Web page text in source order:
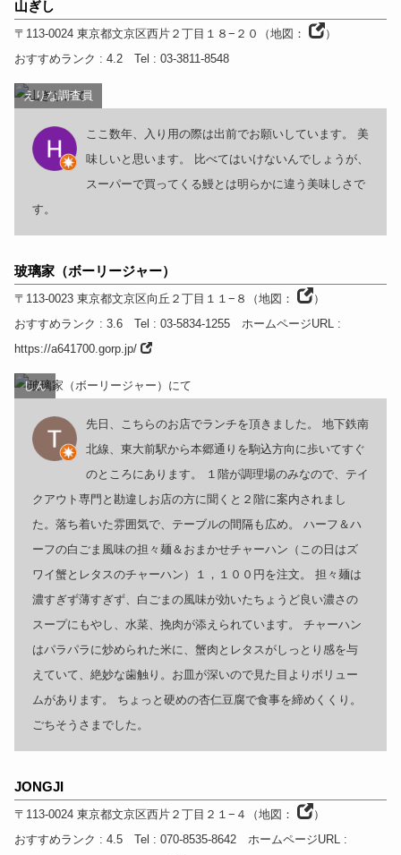
山ぎし
〒113-0024 東京都文京区西片２丁目１８−２０ （地図：
）
おすすめランク : 4.2 Tel : 03-3811-8548
えりな調査員
ここ数年、入り用の際は出前でお願いしています。 美
味しいと思います。 比べてはいけないんでしょうが、
スーパーで買ってくる鰻とは明らかに違う美味しさで
す。
玻璃家（ボーリージャー）
〒113-0023 東京都文京区向丘２丁目１１−８ （地図：
）
おすすめランク : 3.6 Tel : 03-5834-1255 ホームページURL:
https://a641700.gorp.jp/
しん
先日、こちらのお店でランチを頂きました。 地下鉄南
北線、東大前駅から本郷通りを駒込方向に歩いてすぐ
のところにあります。 １階が調理場のみなので、テイ
クアウト専門と勘違しお店の方に聞くと２階に案内されまし
た。落ち着いた雰囲気で、テーブルの間隔も広め。 ハーフ＆ハ
ーフの白ごま風味の担々麺＆おまかせチャーハン（この日はズ
ワイ蟹とレタスのチャーハン）１，１００円を注文。 担々麺は
濃すぎず薄すぎず、白ごまの風味が効いたちょうど良い濃さの
スープにもやし、水菜、挽肉が添えられています。 チャーハン
はパラパラに炒められた米に、蟹肉とレタスがしっとり感を与
えていて、絶妙な歯触り。お皿が深いので見た目よりボリュー
ムがあります。 ちょっと硬めの杏仁豆腐で食事を締めくくり。
ごちそうさまでした。
JONGJI
〒113-0024 東京都文京区西片２丁目２１−４ （地図：
）
おすすめランク : 4.5 Tel : 070-8535-8642 ホームページURL: